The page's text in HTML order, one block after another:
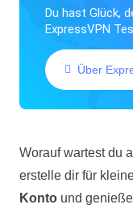
Du hast Glück,
ExpressVPN
Über
Worauf wartest du
erstelle dir für
Kontound genieße